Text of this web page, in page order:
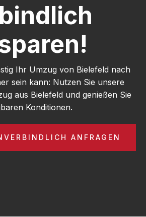
Ihr Umzug von Bielefeld nach
sein kann: Nutzen Sie unsere
aus Bielefeld und genießen Sie
Konditionen.
ANFRAGEN